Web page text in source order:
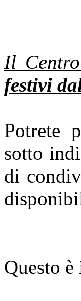
Il
festivi
Potrete
sotto
di
Questo